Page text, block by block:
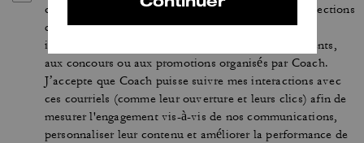
courriels personnalisés concernant les dernières collections
de Coach, ses offres et nouveautés, ainsi que des
informations sur la façon de participer aux événements,
aux concours ou aux promotions organisés par Coach.
J’accepte que Coach puisse suivre mes interactions avec
ces courriels (comme leur ouverture et leurs clics) afin de
mesurer l'engagement vis-à-vis de nos communications,
personnaliser leur contenu et améliorer la performance de